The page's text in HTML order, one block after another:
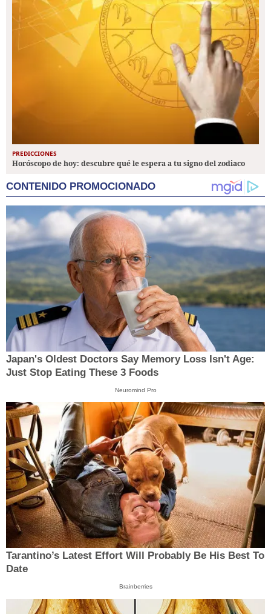
PREDICCIONES
Horóscopo de hoy: descubre qué le espera a tu signo del zodiaco
CONTENIDO PROMOCIONADO
Japan's Oldest Doctors Say Memory Loss Isn't Age:
Just Stop Eating These 3 Foods
Neuromind Pro
Tarantino’s Latest Effort Will Probably Be His Best To
Date
Brainberries